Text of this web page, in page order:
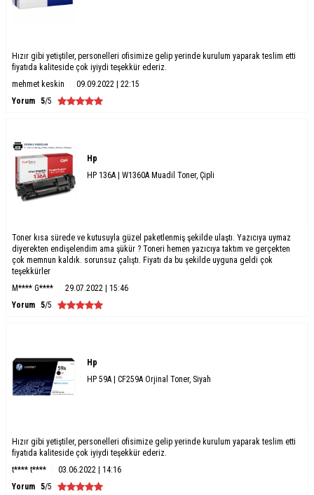
Hızır gibi yetiştiler, personelleri ofisimize gelip yerinde kurulum yaparak teslim etti
fiyatıda kaliteside çok iyiydi teşekkür ederiz.
mehmet keskin
09.09.2022 | 22:15
Yorum 5/5
Hp
HP 136A | W1360A Muadil Toner, Çipli
Toner kısa sürede ve kutusuyla güzel paketlenmiş şekilde ulaştı. Yazıcıya uymaz
diyerekten endişelendim ama şükür ? Toneri hemen yazıcıya taktım ve gerçekten
çok memnun kaldık. sorunsuz çalıştı. Fiyatı da bu şekilde uyguna geldi çok
teşekkürler
M**** G****
29.07.2022 | 15:46
Yorum 5/5
Hp
HP 59A | CF259A Orjinal Toner, Siyah
Hızır gibi yetiştiler, personelleri ofisimize gelip yerinde kurulum yaparak teslim etti
fiyatıda kaliteside çok iyiydi teşekkür ederiz.
t**** t****
03.06.2022 | 14:16
Yorum 5/5